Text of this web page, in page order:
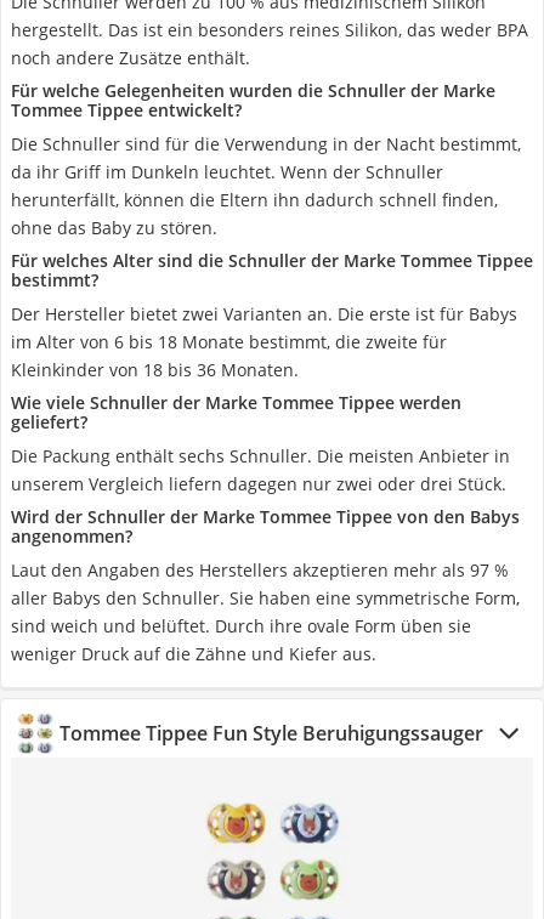
hergestellt. Das ist ein besonders reines Silikon, das weder BPA
noch andere Zusätze enthält.
Für welche Gelegenheiten wurden die Schnuller der Marke
Tommee Tippee entwickelt?
Die Schnuller sind für die Verwendung in der Nacht bestimmt,
da ihr Griff im Dunkeln leuchtet. Wenn der Schnuller
herunterfällt, können die Eltern ihn dadurch schnell finden,
ohne das Baby zu stören.
Für welches Alter sind die Schnuller der Marke Tommee Tippee
bestimmt?
Der Hersteller bietet zwei Varianten an. Die erste ist für Babys
im Alter von 6 bis 18 Monate bestimmt, die zweite für
Kleinkinder von 18 bis 36 Monaten.
Wie viele Schnuller der Marke Tommee Tippee werden
geliefert?
Die Packung enthält sechs Schnuller. Die meisten Anbieter in
unserem Vergleich liefern dagegen nur zwei oder drei Stück.
Wird der Schnuller der Marke Tommee Tippee von den Babys
angenommen?
Laut den Angaben des Herstellers akzeptieren mehr als 97 %
aller Babys den Schnuller. Sie haben eine symmetrische Form,
sind weich und belüftet. Durch ihre ovale Form üben sie
weniger Druck auf die Zähne und Kiefer aus.
Tommee Tippee Fun Style Beruhigungssauger